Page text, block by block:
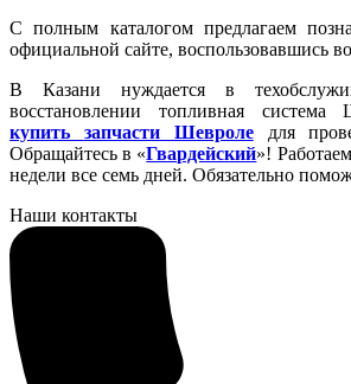
С полным каталогом предлагаем
официальной сайте, воспользовавшись
В Казани нуждается в
восстановлении топливная система
купить
запчасти Шевроледля
Обращайтесь в «Гвардейский»!
недели все семь дней. Обязательно
Наши контакты